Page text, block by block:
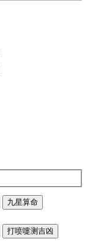
九星算命
打喷嚏测吉凶